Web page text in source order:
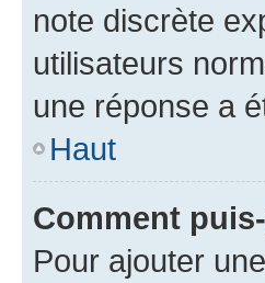
note discrète
utilisateurs
une réponse a
Haut
Comment
Pour ajouter